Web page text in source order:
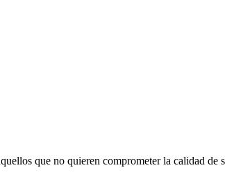
que no quieren comprometer la calidad